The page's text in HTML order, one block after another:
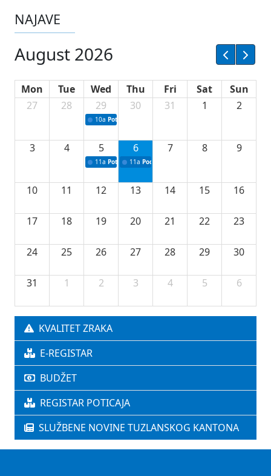
NAJAVE
August 2026
Mon Tue Wed Thu Fri Sat
Sun
27
28 29
10a Potpisivanje ugovora sa neprofitnim
30 31 1 2
3 4 5
11a Potpisivanje ugovora o stipendijama za
6
11a Podrška razvoju vodne infrastrukture u
7 8 9
10 11 12 13 14 15 16
17 18 19 20 21 22 23
24 25 26 27 28 29 30
31 1 2 3 4 5 6
KVALITET ZRAKA
E-REGISTAR
BUDŽET
REGISTAR POTICAJA
SLUŽBENE NOVINE TUZLANSKOG KANTONA